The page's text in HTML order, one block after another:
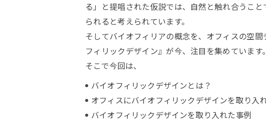
る」と提唱された仮説では、自然と触れ合うこ
られると考えられています。
そしてバイオフィリアの概念を、オフィスの空
フィリックデザイン』が今、注目を集めています。
そこで今回は、
バイオフィリックデザインとは？
オフィスにバイオフィリックデザインを取り入
バイオフィリックデザインを取り入れた事例